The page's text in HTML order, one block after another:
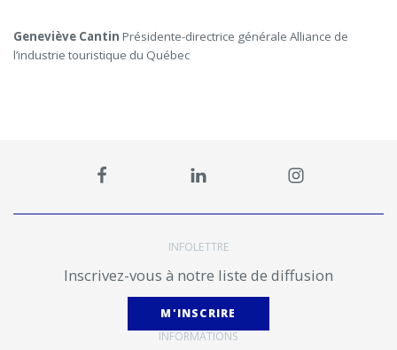
Geneviève Cantin Présidente-directrice générale Alliance de
l’industrie touristique du Québec
INFOLETTRE
Inscrivez-vous à notre liste de diffusion
M'INSCRIRE
INFORMATIONS